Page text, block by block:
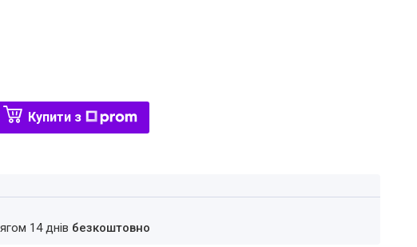
Купити з
14 днів безкоштовно